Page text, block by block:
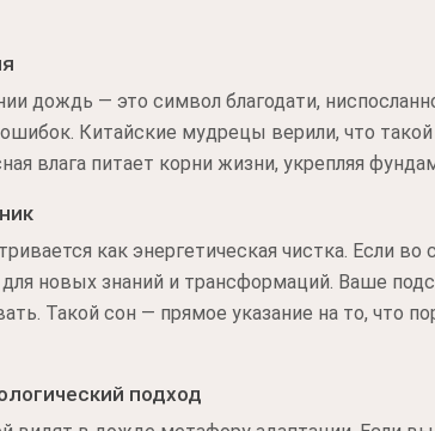
дождь — это символ благодати,
Китайские мудрецы верили, что
влага питает корни жизни, укрепляя
как энергетическая чистка. Если
новых знаний и трансформаций. Ваше
Такой сон — прямое указание на то, что
подход